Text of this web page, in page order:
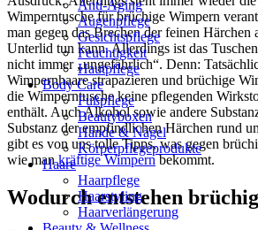
Anti-Aging
Augenpflege
Gesichtspflege
Feuchtigkeit
Hautpflege
Body Care
Fußpflege
Beautyboxen
Hände & Nägel
Körperpflegeprodukte
Haare
Haarpflege
Haarstyling
Haarverlängerung
Wimperntusche für brüchige Wimpern
man gegen das Brechen der feinen Härchen
Unterlid tun kann. Allerdings ist das
nicht immer „ungefährlich“. Denn:
Wimpernhaare strapazieren und brüchige
die Wimperntusche keine pflegenden
enthält. Auch Alkohol sowie andere
Substanz der empfindlichen Härchen rund
gibt es von uns tolle Tipps, was gegen
wie mankräftige Wimpernbekommt.
Wodurch entstehen